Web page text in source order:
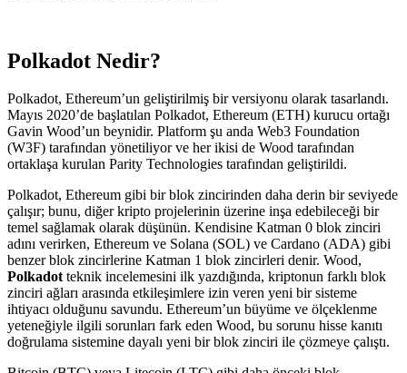
Polkadot Nedir?
Polkadot, Ethereum’un geliştirilmiş bir versiyonu olarak tasarlandı.
Mayıs 2020’de başlatılan Polkadot, Ethereum (ETH) kurucu ortağı
Gavin Wood’un beynidir. Platform şu anda Web3 Foundation
(W3F) tarafından yönetiliyor ve her ikisi de Wood tarafından
ortaklaşa kurulan Parity Technologies tarafından geliştirildi.
Polkadot, Ethereum gibi bir blok zincirinden daha derin bir seviyede
çalışır; bunu, diğer kripto projelerinin üzerine inşa edebileceği bir
temel sağlamak olarak düşünün. Kendisine Katman 0 blok zinciri
adını verirken, Ethereum ve Solana (SOL) ve Cardano (ADA) gibi
benzer blok zincirlerine Katman 1 blok zincirleri denir. Wood,
Polkadotteknik incelemesini ilk yazdığında, kriptonun farklı blok
zinciri ağları arasında etkileşimlere izin veren yeni bir sisteme
ihtiyacı olduğunu savundu. Ethereum’un büyüme ve ölçeklenme
yeteneğiyle ilgili sorunları fark eden Wood, bu sorunu hisse kanıtı
doğrulama sistemine dayalı yeni bir blok zinciri ile çözmeye çalıştı.